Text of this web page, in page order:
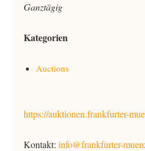
Ganztägig
Kategorien
Auctions
https://auktionen.frankfurter-
Kontakt: info@frankfurter-